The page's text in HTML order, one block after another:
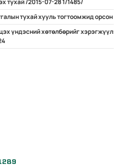
тухай хууль тогтоомжид орсон
үндэсний хөтөлбөрийг хэрэгжүүлэх